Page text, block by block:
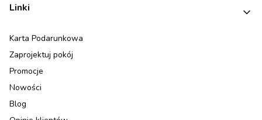
Linki
Karta Podarunkowa
Zaprojektuj pokój
Promocje
Nowości
Blog